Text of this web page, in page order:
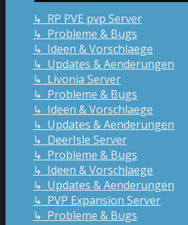
↳ RP PVE pvp Server
↳ Probleme & Bugs
↳ Ideen & Vorschlaege
↳ Updates & Aenderungen
↳ Livonia Server
↳ Probleme & Bugs
↳ Ideen & Vorschlaege
↳ Updates & Aenderungen
↳ DeerIsle Server
↳ Probleme & Bugs
↳ Ideen & Vorschlaege
↳ Updates & Aenderungen
↳ PVP Expansion Server
↳ Probleme & Bugs